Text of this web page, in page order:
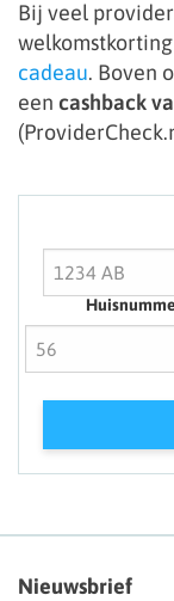
Bij veel
cadeau. Boven
een cashback
Nieuwsbrief